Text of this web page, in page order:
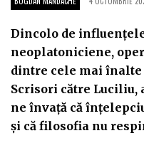
Dincolo de
neoplatoniciene,
dintre cele mai
Scrisori către Luciliu,
ne învață că
și că filosofia nu